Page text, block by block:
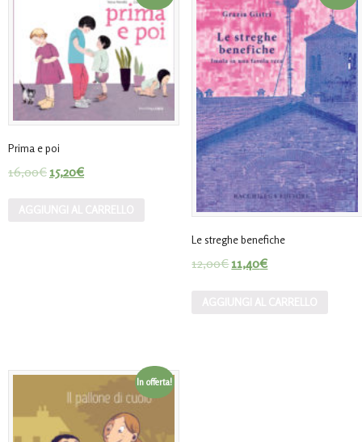
Prima e poi
16,00€15,20€
Le streghe benefiche
12,00€11,40€
In offerta!